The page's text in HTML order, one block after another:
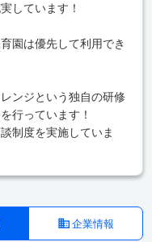
しています！
園は優先して利用でき
ンジという独自の研修
行っています！
制度を実施していま
企業情報